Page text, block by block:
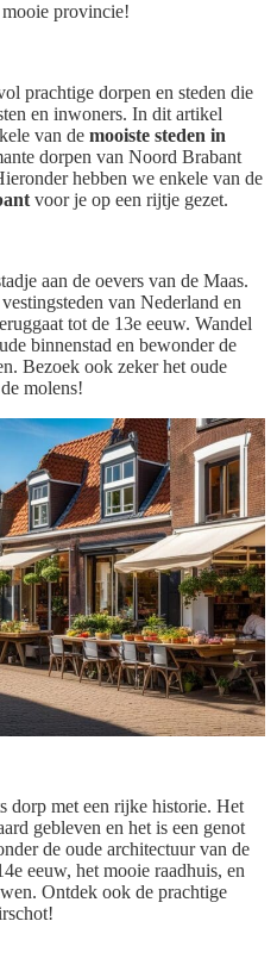
provincie!
prachtige dorpen en steden die
en inwoners. In dit artikel
van de mooiste steden in
dorpen van Noord Brabant
hebben we enkele van de
voor je op een rijtje gezet.
aan de oevers van de Maas.
van Nederland en
tot de 13e eeuw. Wandel
binnenstad en bewonder de
Bezoek ook zeker het oude
molens!
dorp met een rijke historie. Het
gebleven en het is een genot
de oude architectuur van de
eeuw, het mooie raadhuis, en
Ontdek ook de prachtige